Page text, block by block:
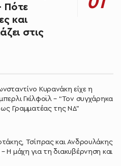
Πότε
και
στις
Κυρανάκη είχε η
Γκίλφοϊλ – “Τον συγχάρηκα
Γραμματέας της ΝΔ”
Τσίπρας και Ανδρουλάκης
Η μάχη για τη διακυβέρνηση και